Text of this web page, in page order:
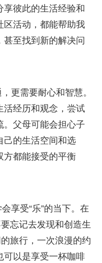
享彼此的生活经验和
区活动，都能帮助我
甚至找到新的解决问
更需要耐心和智慧。
活经历和观念，尝试
。父母可能会担心子
己的生活空间和选
方都能接受的平衡
享受“乐”的当下。在
忘记去发现和创造生
旅行，一次浪漫的约
可以是享受一杯咖啡